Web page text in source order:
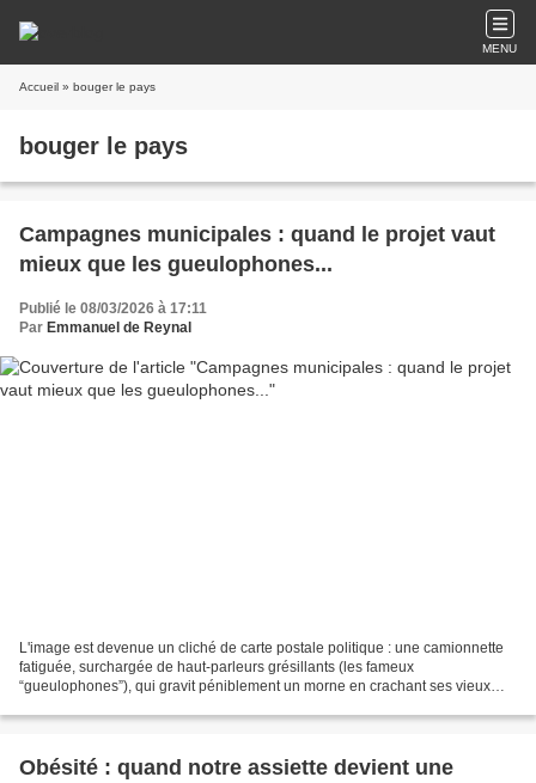
MENU
Accueil » bouger le pays
bouger le pays
Campagnes municipales : quand le projet vaut
mieux que les gueulophones...
Publié le 08/03/2026 à 17:11
Par Emmanuel de Reynal
L'image est devenue un cliché de carte postale politique : une camionnette
fatiguée, surchargée de haut-parleurs grésillants (les fameux
“gueulophones”), qui gravit péniblement un morne en crachant ses vieux
Obésité : quand notre assiette devient une